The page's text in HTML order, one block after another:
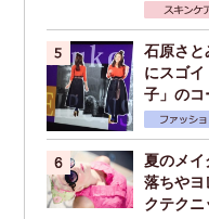
石原さと
にスゴ
子」のコ
夏のメイ
落ちやヨ
クテクニ